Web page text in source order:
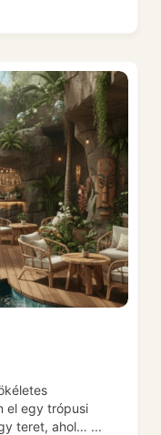
el egy trópusi
teret, ahol… ...